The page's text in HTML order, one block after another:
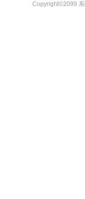
Copyright©2099